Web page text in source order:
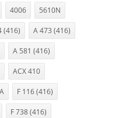
4006 5610N
(416) A 473 (416)
A 581 (416)
ACX 410
F 116 (416)
F 738 (416)